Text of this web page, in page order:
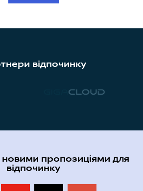
відпочинку
новими пропозиціями для
відпочинку